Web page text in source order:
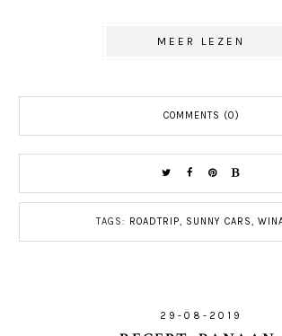
MEER LEZEN
COMMENTS (0)
TAGS: ROADTRIP, SUNNY CARS,
29-08-2019